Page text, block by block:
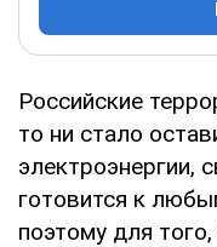
Российские
то ни стало
электроэнергии,
готовится к
поэтому для